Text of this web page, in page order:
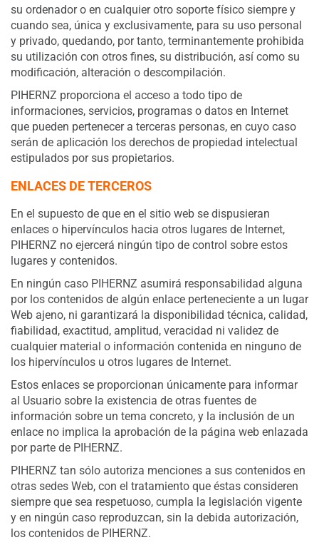
su ordenador o en cualquier otro soporte físico siempre y
cuando sea, única y exclusivamente, para su uso personal
y privado, quedando, por tanto, terminantemente prohibida
su utilización con otros fines, su distribución, así como su
modificación, alteración o descompilación.
PIHERNZ proporciona el acceso a todo tipo de
informaciones, servicios, programas o datos en Internet
que pueden pertenecer a terceras personas, en cuyo caso
serán de aplicación los derechos de propiedad intelectual
estipulados por sus propietarios.
ENLACES DE TERCEROS
En el supuesto de que en el sitio web se dispusieran
enlaces o hipervínculos hacia otros lugares de Internet,
PIHERNZ no ejercerá ningún tipo de control sobre estos
lugares y contenidos.
En ningún caso PIHERNZ asumirá responsabilidad alguna
por los contenidos de algún enlace perteneciente a un lugar
Web ajeno, ni garantizará la disponibilidad técnica, calidad,
fiabilidad, exactitud, amplitud, veracidad ni validez de
cualquier material o información contenida en ninguno de
los hipervínculos u otros lugares de Internet.
Estos enlaces se proporcionan únicamente para informar
al Usuario sobre la existencia de otras fuentes de
información sobre un tema concreto, y la inclusión de un
enlace no implica la aprobación de la página web enlazada
por parte de PIHERNZ.
PIHERNZ tan sólo autoriza menciones a sus contenidos en
otras sedes Web, con el tratamiento que éstas consideren
siempre que sea respetuoso, cumpla la legislación vigente
y en ningún caso reproduzcan, sin la debida autorización,
los contenidos de PIHERNZ.